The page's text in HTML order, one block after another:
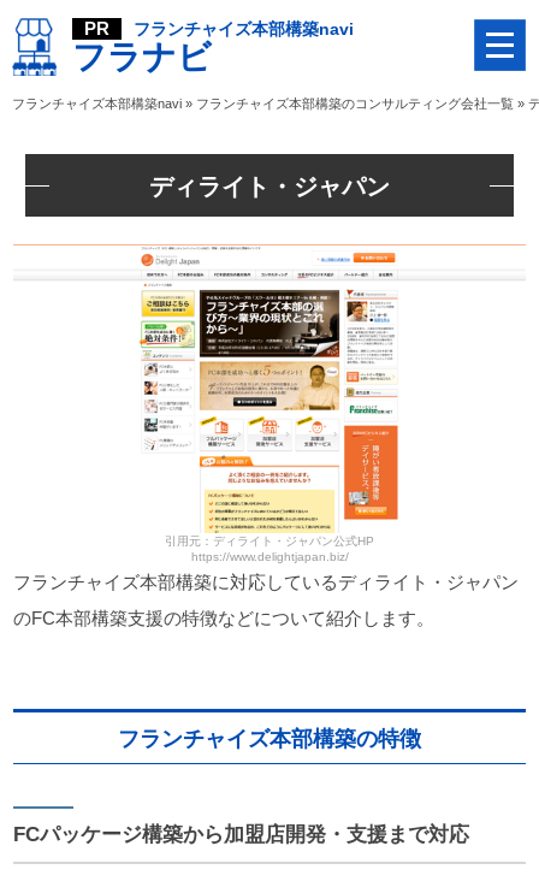
フランチャイズ本部構築navi
フラナビ
フランチャイズ本部構築navi » フランチャイズ本部構築のコンサルティング会社一覧 »
ディライト・ジャパン
引用元：ディライト・ジャパン公式HP
https://www.delightjapan.biz/
フランチャイズ本部構築に対応しているディライト・ジャパン
のFC本部構築支援の特徴などについて紹介します。
フランチャイズ本部構築の特徴
FCパッケージ構築から加盟店開発・支援まで対応